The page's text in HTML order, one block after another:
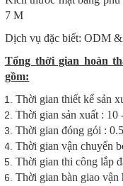
7 M
Dịch vụ đặc biết: ODM
Tổng thời gian hoàn
gồm:
Thời gian thiết kế sản
Thời gian sản xuất : 10
Thời gian đóng gói :
Thời gian vận chuyển
Thời gian thi công lắp
Thời gian bàn giao